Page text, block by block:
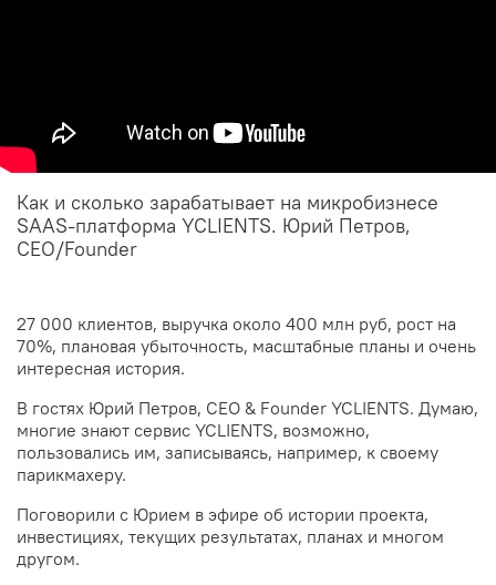
Как и сколько зарабатывает на микробизнесе
SAAS-платформа YCLIENTS. Юрий Петров,
CEO/Founder
27 000 клиентов, выручка около 400 млн руб, рост на
70%, плановая убыточность, масштабные планы и очень
интересная история.
В гостях Юрий Петров, CEO & Founder YCLIENTS. Думаю,
многие знают сервис YCLIENTS, возможно,
пользовались им, записываясь, например, к своему
парикмахеру.
Поговорили с Юрием в эфире об истории проекта,
инвестициях, текущих результатах, планах и многом
другом.